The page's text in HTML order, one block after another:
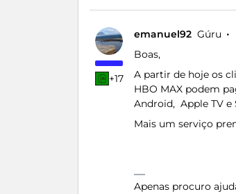
+17
emanuel92 Gúru
Boas,
A partir de hoje os
HBO MAX podem
Android, Apple TV e
Mais um serviço
Apenas procuro